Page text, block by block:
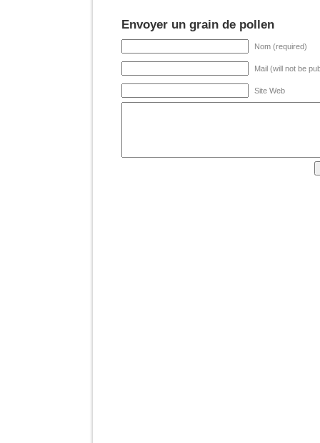
Envoyer un grain de pollen
Nom (required)
Mail (will not be
Site Web